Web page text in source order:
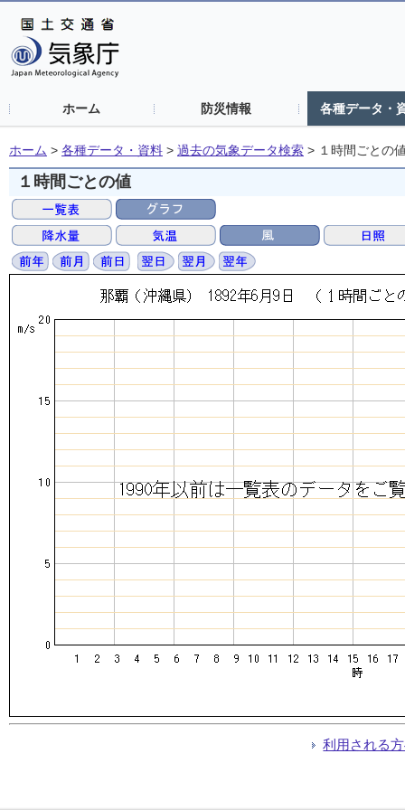
ホーム 防災情報 各種データ・
ホーム > 各種データ・資料 > 過去の気象データ検索 > １時間ごとの
１時間ごとの値
利用される